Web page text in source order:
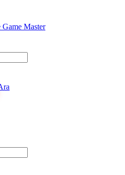
Game Master